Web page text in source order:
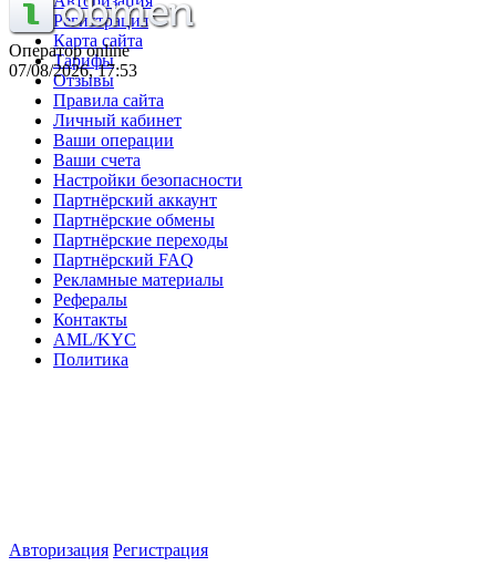
Оператор online
07/08/2026, 17:53
Регистрация
Карта сайта
Тарифы
Отзывы
Правила сайта
Личный кабинет
Ваши операции
Ваши счета
Настройки безопасности
Партнёрский аккаунт
Партнёрские обмены
Партнёрские переходы
Партнёрский FAQ
Рекламные материалы
Рефералы
Контакты
AML/KYC
Политика
Авторизация Регистрация